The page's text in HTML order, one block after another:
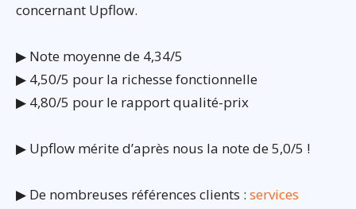
concernant Upflow.
▶ Note moyenne de 4,34/5
▶ 4,50/5 pour la richesse fonctionnelle
▶ 4,80/5 pour le rapport qualité-prix
▶ Upflow mérite d’après nous la note de 5,0/5 !
▶ De nombreuses références clients : services